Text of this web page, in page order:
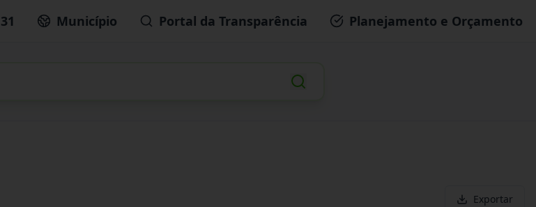
Município Portal da Transparência Planejamento e Orçamento
Exportar